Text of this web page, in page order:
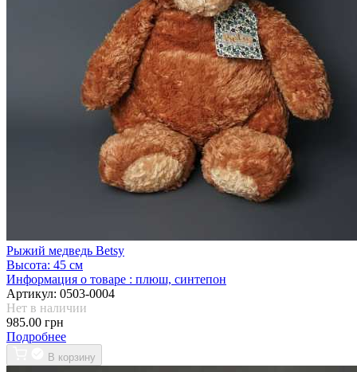
Рыжий медведь Betsy
Высота: 45 см
Информация о товаре : плюш, синтепон
Артикул: 0503-0004
Нет в наличии
985.00 грн
Подробнее
В корзину